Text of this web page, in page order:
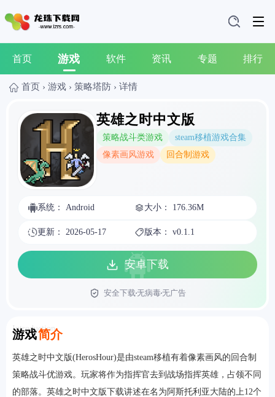
首页 游戏 软件 资讯 专题 排行
首页 › 游戏 › 策略塔防 › 详情
英雄之时中文版
策略战斗类游戏
steam移植游戏合集
像素画风游戏
回合制游戏
系统： Android 大小： 176.36M
更新： 2026-05-17 版本： v0.1.1
安卓下载
安全下载无病毒无广告
游戏简介
Introduction
英雄之时中文版(HerosHour)是由steam移植有着像素画风的回合制
策略战斗优游戏。玩家将作为指挥官去到战场指挥英雄，占领不同
的部落。英雄之时中文版下载讲述在名为阿斯托利亚大陆的上12个